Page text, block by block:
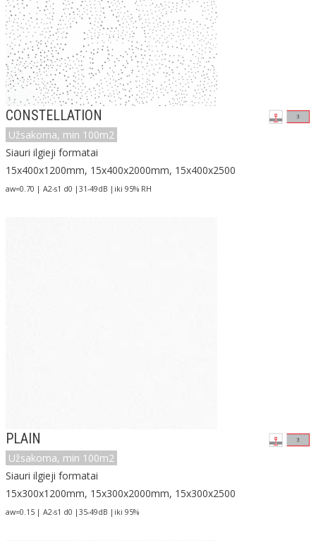
CONSTELLATION
Užsakoma, min 100m2
Siauri ilgieji formatai
15x400x1200mm, 15x400x2000mm, 15x400x2500
aw=0.70 | A2-s1 d0 |31-49dB |iki 95% RH
PLAIN
Užsakoma, min 100m2
Siauri ilgieji formatai
15x300x1200mm, 15x300x2000mm, 15x300x2500
aw=0.15 | A2-s1 d0 |35-49dB |iki 95%